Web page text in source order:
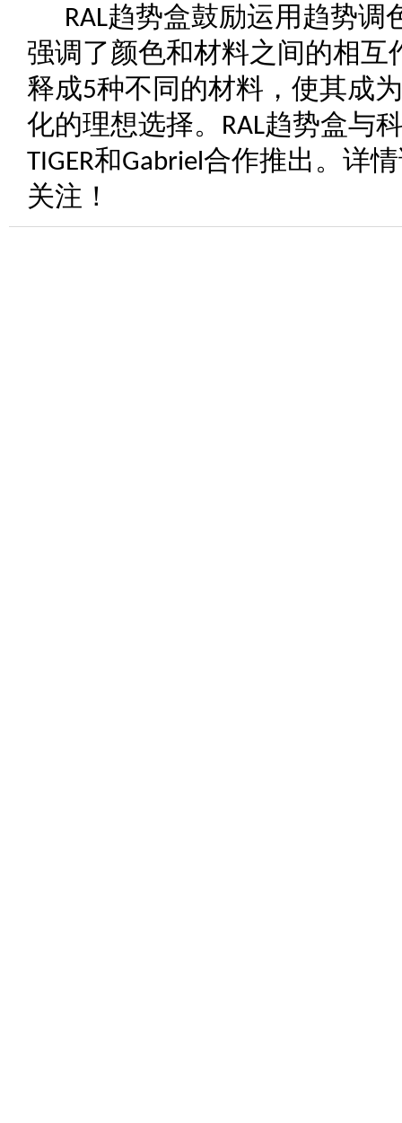
RAL趋势盒鼓励运用趋势调
强调了颜色和材料之间的相互
释成5种不同的材料，使其成
化的理想选择。
RAL趋势盒与
TIGER和Gabriel合作推出。详
关注！